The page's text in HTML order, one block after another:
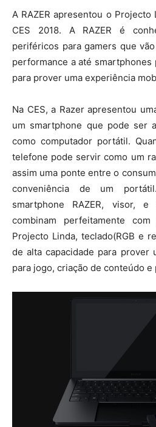
A RAZER apresentou o Projecto
CES 2018. A RAZER é
periféricos para gamers que
performance a até smartphones
para prover uma experiência
Na CES, a Razer apresentou
um smartphone que pode ser
como computador portátil.
telefone pode servir como um
assim uma ponte entre o
conveniência de um
smartphone RAZER, visor,
combinam perfeitamente
Projecto Linda, teclado(RGB e
de alta capacidade para prover
para jogo, criação de conteúdo